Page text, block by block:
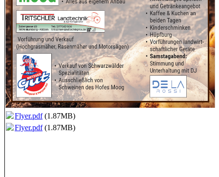
Flyer.pdf(1.87MB)
Flyer.pdf(1.87MB)